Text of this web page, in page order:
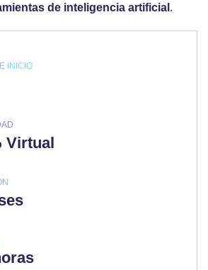
de inteligencia artificial .
INICIO
Virtual